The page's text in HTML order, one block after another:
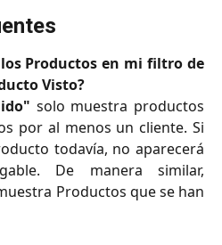
Productos en mi filtro de
Visto?
solo muestra productos
por al menos un cliente. Si
todavía, no aparecerá
De manera similar,
Productos que se han